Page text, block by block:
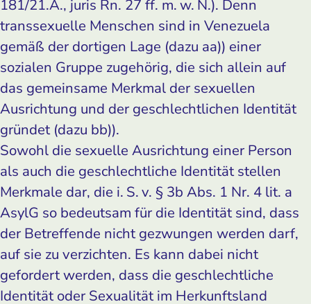
181/21.A., juris Rn. 27 ff. m. w. N.). Denn
transsexuelle Menschen sind in Venezuela
gemäß der dortigen Lage (dazu aa)) einer
sozialen Gruppe zugehörig, die sich allein auf
das gemeinsame Merkmal der sexuellen
Ausrichtung und der geschlechtlichen Identität
gründet (dazu bb)).
Sowohl die sexuelle Ausrichtung einer Person
als auch die geschlechtliche Identität stellen
Merkmale dar, die i. S. v. § 3b Abs. 1 Nr. 4 lit. a
AsylG so bedeutsam für die Identität sind, dass
der Betreffende nicht gezwungen werden darf,
auf sie zu verzichten. Es kann dabei nicht
gefordert werden, dass die geschlechtliche
Identität oder Sexualität im Herkunftsland